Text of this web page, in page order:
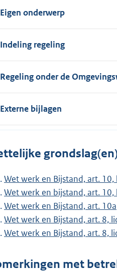
Eigen onderwerp
Indeling regeling
Regeling onder de
Externe bijlagen
Wet werk en Bijstand, art. 10,
Wet werk en bijstand, art. 10,
Wet werk en Bijstand, art. 10a
Wet werk en Bijstand, art. 8,
Wet werk en Bijstand, art. 8,
met